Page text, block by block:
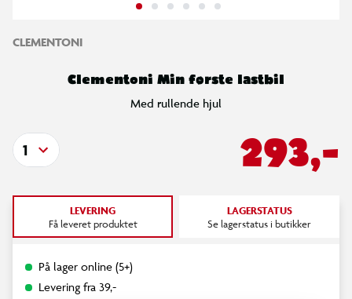
CLEMENTONI
Clementoni Min første lastbil
Med rullende hjul
293,-
1
LEVERING
Få leveret produktet
LAGERSTATUS
Se lagerstatus i butikker
På lager online (5+)
Levering fra 39,-